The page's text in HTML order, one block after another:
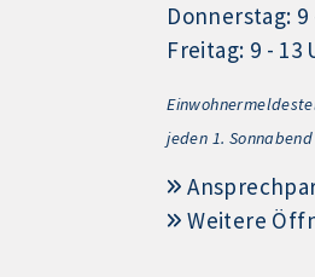
Donnerstag: 9
Freitag: 9 - 13
jeden 1.
Weitere